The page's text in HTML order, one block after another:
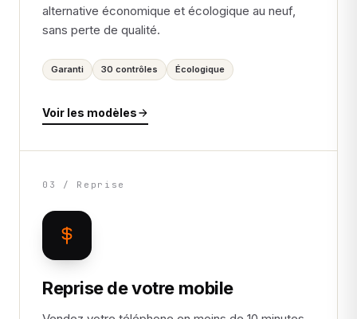
alternative économique et écologique au neuf,
sans perte de qualité.
Garanti 30 contrôles Écologique
Voir les modèles
03 / Reprise
Reprise de votre mobile